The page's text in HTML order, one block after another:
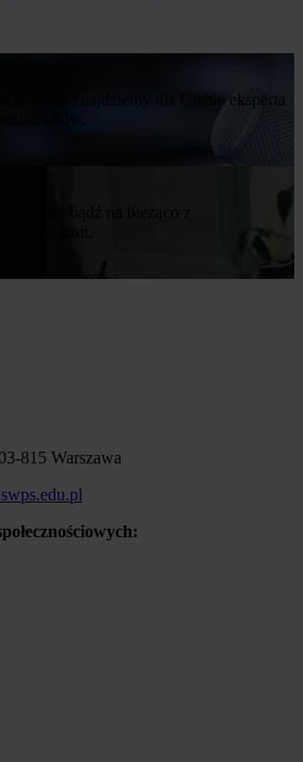
a my znajdziemy dla Ciebie eksperta
815 Warszawa